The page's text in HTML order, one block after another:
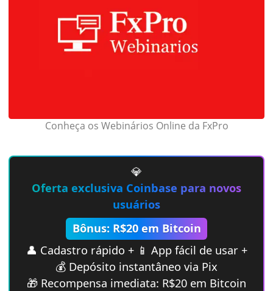
Conheça os Webinários Online da FxPro
💎
Oferta exclusiva Coinbase para novos
usuários
Bônus: R$20 em Bitcoin
👤 Cadastro rápido + 📱 App fácil de usar +
💰 Depósito instantâneo via Pix
🎁 Recompensa imediata: R$20 em Bitcoin